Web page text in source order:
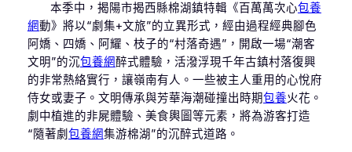
本季中，揭陽市揭西縣棉湖鎮特輯《百萬萬次心包養
網動》將以“劇集+文旅”的立異形式，經由過程經典腳色
阿嬌、四嬌、阿耀、枝子的“村落奇遇”，開啟一場“潮客
文明”的沉包養網醉式體驗，活潑浮現千年古鎮村落復興
的非常熱絡實行，讓嶺南有人。一些被主人重用的心悅府
侍女或妻子。文明傳承與芳華海潮碰撞出時期包養火花。
劇中植進的非屍體驗、美食輿圖等元素，將為游客打造
“隨著劇 包養網集游棉湖”的沉醉式道路。